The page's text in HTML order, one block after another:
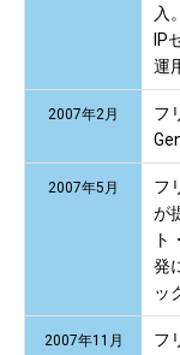
入
IP
運
2007年2月
フ
2007年5月
フ
が
ト
発
ッ
2007年11月
フ